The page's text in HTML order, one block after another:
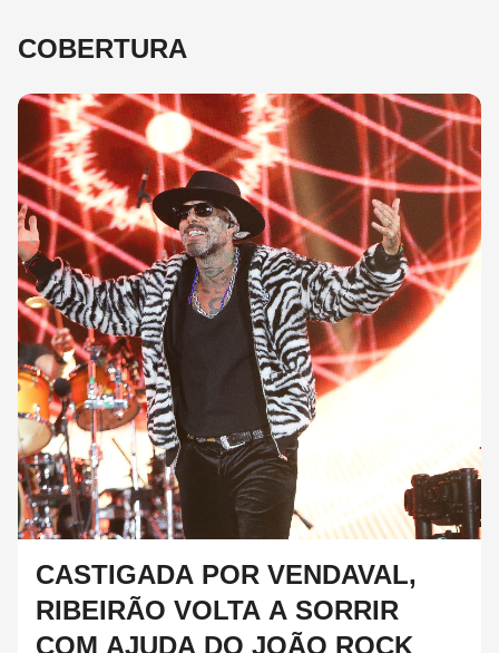
COBERTURA
CASTIGADA POR VENDAVAL,
RIBEIRÃO VOLTA A SORRIR
COM AJUDA DO JOÃO ROCK